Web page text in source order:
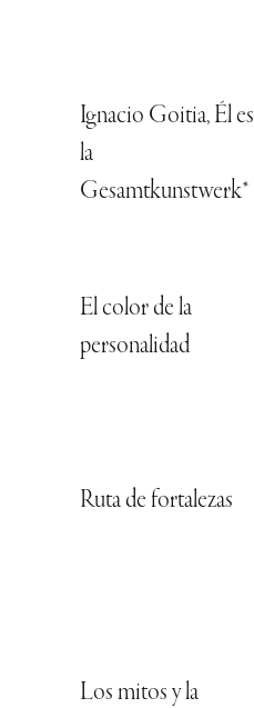
Ignacio Goitia, Él es
la
Gesamtkunstwerk*
El color de la
personalidad
Ruta de fortalezas
Los mitos y la